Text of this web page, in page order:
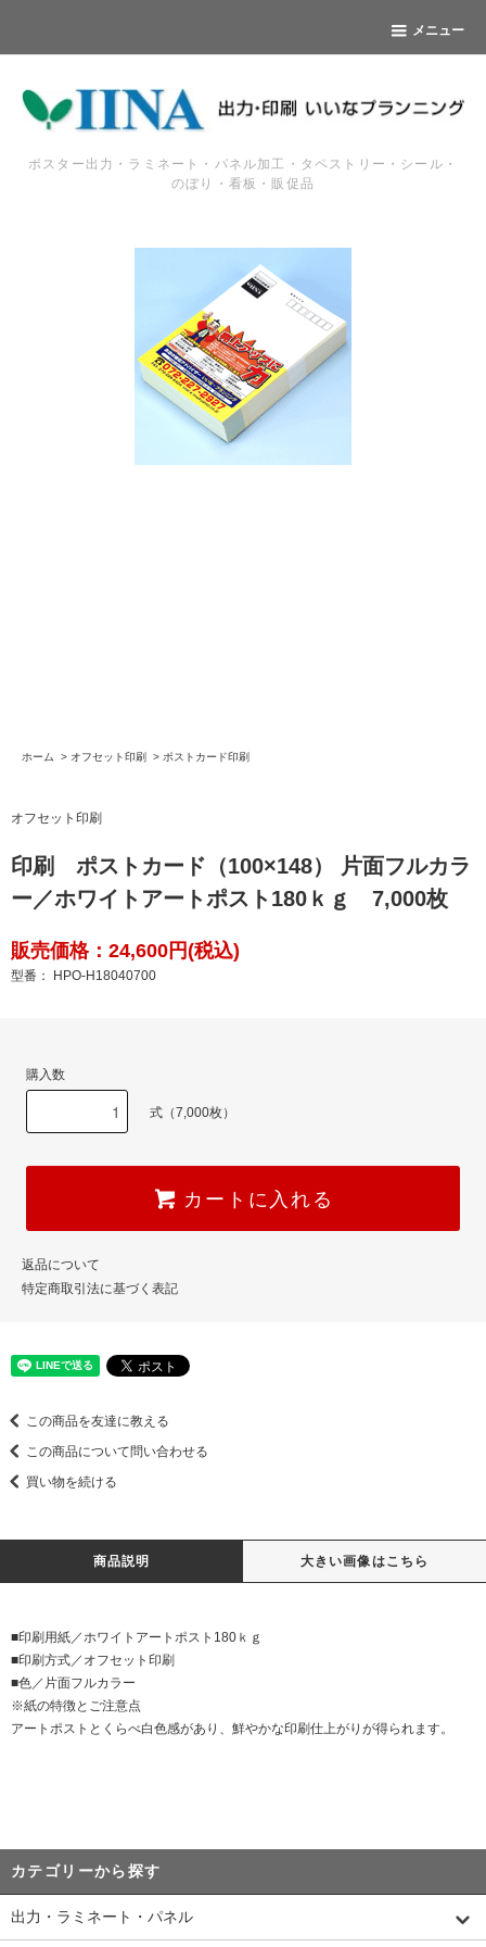
メニュー
ポスター出力・ラミネート・パネル加工・タペストリー・シール・
のぼり・看板・販促品
ホーム > オフセット印刷 > ポストカード印刷
オフセット印刷
印刷 ポストカード（100×148） 片面フルカラ
ー／ホワイトアートポスト180ｋｇ 7,000枚
販売価格：24,600円(税込)
型番： HPO-H18040700
購入数
式（7,000枚）
カートに入れる
返品について
特定商取引法に基づく表記
この商品を友達に教える
この商品について問い合わせる
買い物を続ける
商品説明 大きい画像はこちら
■印刷用紙／ホワイトアートポスト180ｋｇ
■印刷方式／オフセット印刷
■色／片面フルカラー
※紙の特徴とご注意点
アートポストとくらべ白色感があり、鮮やかな印刷仕上がりが得られます。
カテゴリーから探す
出力・ラミネート・パネル